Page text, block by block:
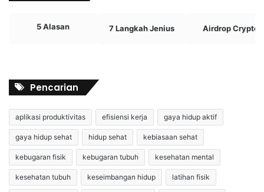
5 Alasan 7 Langkah Jenius Airdrop Crypto
Pencarian
aplikasi produktivitas efisiensi kerja gaya hidup aktif
gaya hidup sehat hidup sehat kebiasaan sehat
kebugaran fisik kebugaran tubuh kesehatan mental
kesehatan tubuh keseimbangan hidup latihan fisik